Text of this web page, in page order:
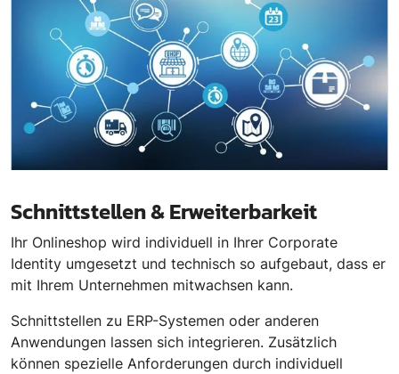
Schnittstellen & Erweiterbarkeit
Ihr Onlineshop wird individuell in Ihrer Corporate
Identity umgesetzt und technisch so aufgebaut, dass er
mit Ihrem Unternehmen mitwachsen kann.
Schnittstellen zu ERP-Systemen oder anderen
Anwendungen lassen sich integrieren. Zusätzlich
können spezielle Anforderungen durch individuell